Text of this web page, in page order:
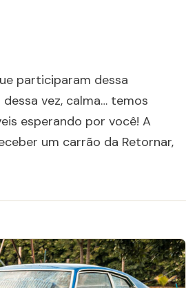
participaram dessa
vez, calma… temos
esperando por você! A
um carrão da Retornar,